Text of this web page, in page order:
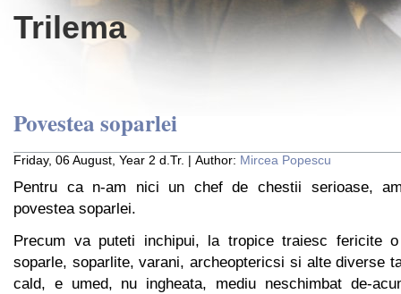
Trilema
Povestea soparlei
Friday, 06 August, Year 2 d.Tr. | Author: Mircea Popescu
Pentru ca n-am nici un chef de chestii serioase,
povestea soparlei.
Precum va puteti inchipui, la tropice traiesc fericite
soparle, soparlite, varani, archeoptericsi si alte diverse
cald, e umed, nu ingheata, mediu neschimbat de-